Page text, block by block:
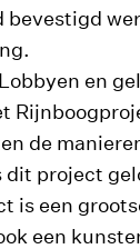
en
de
dit project
is een
een